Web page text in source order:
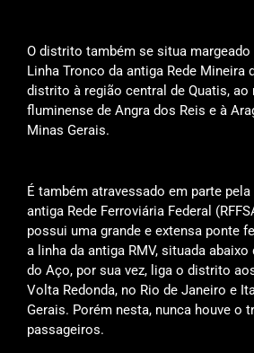
O distrito também se situa
Linha Tronco da antiga Rede Mineira
distrito à região central de Quatis, ao
fluminense de Angra dos Reis e à
Minas Gerais.
É também atravessado em parte
antiga Rede Ferroviária Federal
possui uma grande e extensa ponte
a linha da antiga RMV, situada
do Aço, por sua vez, liga o distrito
Volta Redonda, no Rio de Janeiro e
Gerais. Porém nesta, nunca houve o
passageiros.